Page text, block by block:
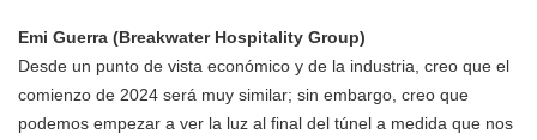
Emi Guerra (Breakwater Hospitality Group)
Desde un punto de vista económico y de la industria, creo que el
comienzo de 2024 será muy similar; sin embargo, creo que
podemos empezar a ver la luz al final del túnel a medida que nos